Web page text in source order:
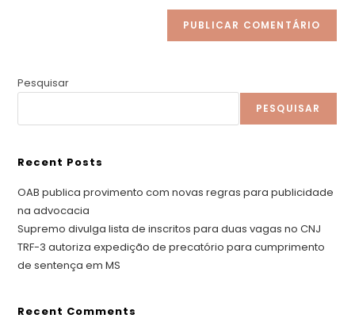
Pesquisar
PESQUISAR
Recent Posts
OAB publica provimento com novas regras para publicidade
na advocacia
Supremo divulga lista de inscritos para duas vagas no CNJ
TRF-3 autoriza expedição de precatório para cumprimento
de sentença em MS
Recent Comments